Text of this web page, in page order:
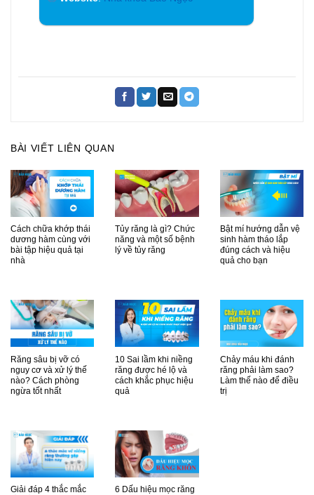
BÀI VIẾT LIÊN QUAN
Cách chữa khớp thái
dương hàm cùng với
bài tập hiệu quả tại
nhà
Tủy răng là gì? Chức
năng và một số bệnh
lý về tủy răng
Bật mí hướng dẫn vệ
sinh hàm tháo lắp
đúng cách và hiệu
quả cho bạn
Răng sâu bị vỡ có
nguy cơ và xử lý thế
nào? Cách phòng
ngừa tốt nhất
10 Sai lầm khi niềng
răng được hé lộ và
cách khắc phục hiệu
quả
Chảy máu khi đánh
răng phải làm sao?
Làm thế nào để điều
trị
Giải đáp 4 thắc mắc
6 Dấu hiệu mọc răng